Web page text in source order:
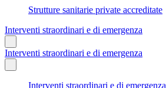
Strutture sanitarie private accreditate
Interventi straordinari e di emergenza
Interventi straordinari e di emergenza
Interventi straordinari e di emergenza